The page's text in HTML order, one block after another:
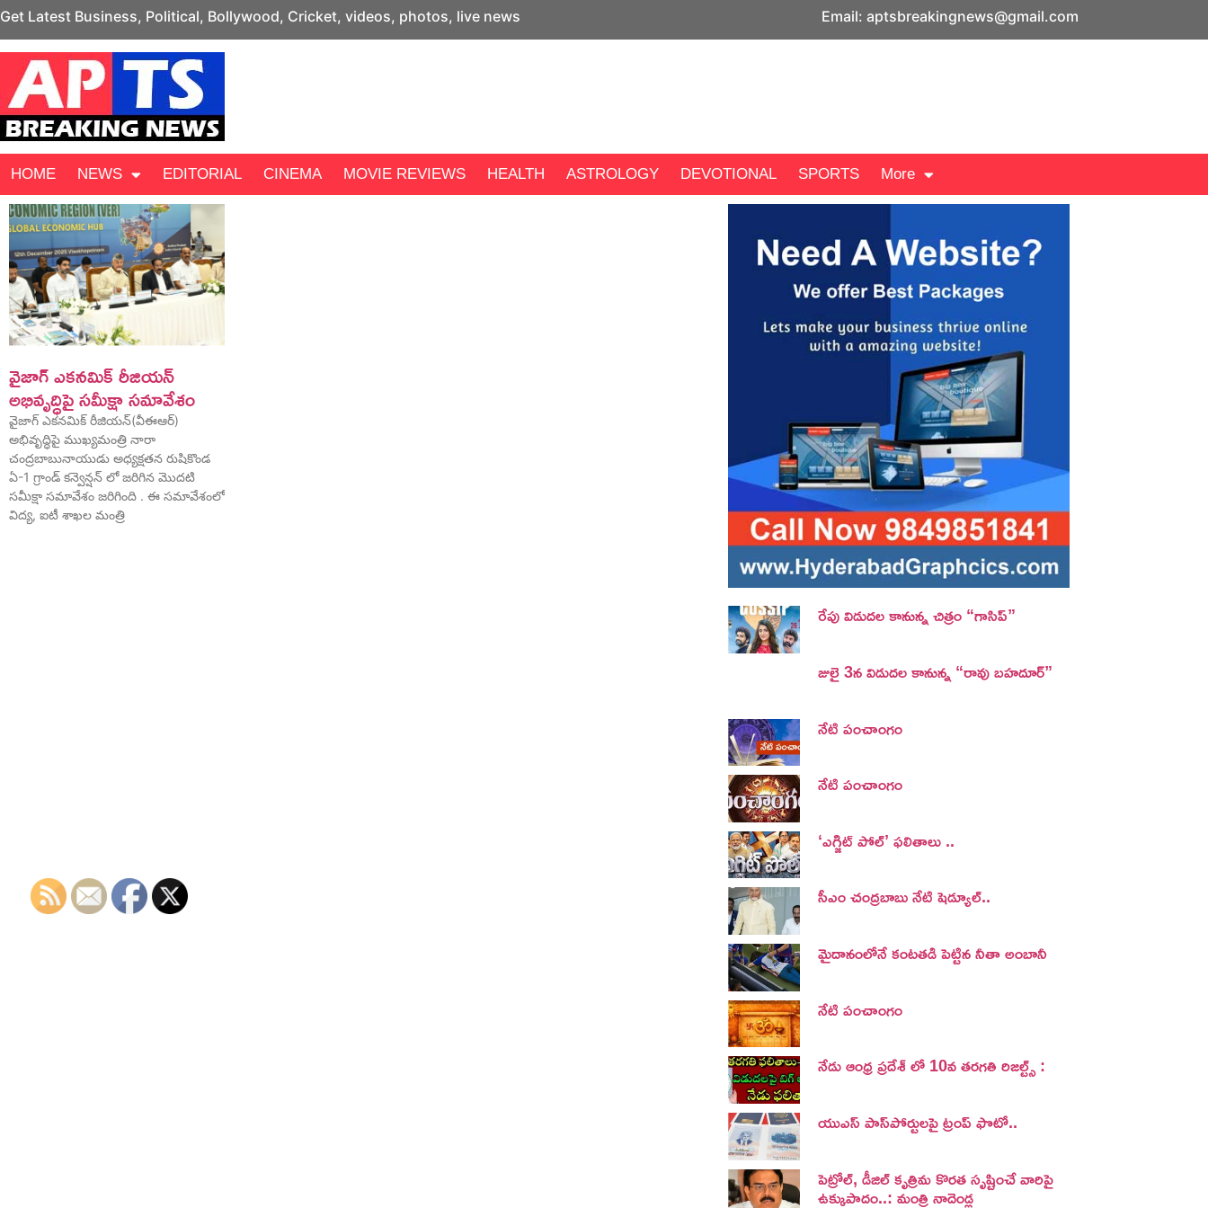
Get Latest Business, Political, Bollywood, Cricket, videos, photos, live news Email: aptsbreakingnews@gmail.com
HOME NEWS EDITORIAL CINEMA MOVIE REVIEWS HEALTH ASTROLOGY DEVOTIONAL SPORTS More
వైజాగ్ ఎకనమిక్ రీజియన్
అభివృద్ధిపై సమీక్షా సమావేశం
వైజాగ్ ఎకనమిక్ రీజియన్(వీఈఆర్)
అభివృద్ధిపై ముఖ్యమంత్రి నారా
చంద్రబాబునాయుడు అధ్యక్షతన రుషికొండ
ఏ-1 గ్రాండ్ కన్వెన్షన్ లో జరిగిన మొదటి
సమీక్షా సమావేశం జరిగింది . ఈ సమావేశంలో
విద్య, ఐటీ శాఖల మంత్రి
రేపు విడుదల కానున్న చిత్రం “గాసిప్”
జులై 3న విడుదల కానున్న “రావు బహదూర్”
నేటి పంచాంగం
నేటి పంచాంగం
‘ఎగ్జిట్ పోల్’ ఫలితాలు ..
సీఎం చంద్రబాబు నేటి షెడ్యూల్..
మైదానంలోనే కంటతడి పెట్టిన నీతా అంబానీ
నేటి పంచాంగం
నేడు ఆంధ్ర ప్రదేశ్ లో 10వ తరగతి రిజల్ట్స్ :
యుఎస్ పాస్‌పోర్టులపై ట్రంప్‌ ఫొటో..
పెట్రోల్, డీజిల్ కృత్రిమ కొరత సృష్టించే వారిపై
ఉక్కుపాదం..: మంత్రి నాదెండ్ల